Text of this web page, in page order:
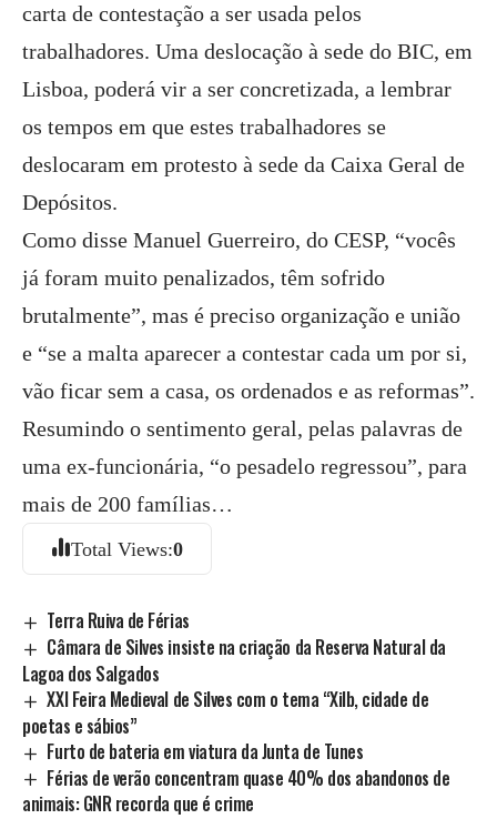
carta de contestação a ser usada pelos
trabalhadores. Uma deslocação à sede do BIC, em
Lisboa, poderá vir a ser concretizada, a lembrar
os tempos em que estes trabalhadores se
deslocaram em protesto à sede da Caixa Geral de
Depósitos.
Como disse Manuel Guerreiro, do CESP, “vocês
já foram muito penalizados, têm sofrido
brutalmente”, mas é preciso organização e união
e “se a malta aparecer a contestar cada um por si,
vão ficar sem a casa, os ordenados e as reformas”.
Resumindo o sentimento geral, pelas palavras de
uma ex-funcionária, “o pesadelo regressou”, para
mais de 200 famílias…
Total Views:0
Terra Ruiva de Férias
Câmara de Silves insiste na criação da Reserva Natural da
Lagoa dos Salgados
XXI Feira Medieval de Silves com o tema “Xilb, cidade de
poetas e sábios”
Furto de bateria em viatura da Junta de Tunes
Férias de verão concentram quase 40% dos abandonos de
animais: GNR recorda que é crime